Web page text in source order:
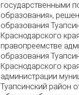
государственными
образования»,
образования
Краснодарского
правопреемстве
образования
Краснодарского
администрации
Туапсинский район